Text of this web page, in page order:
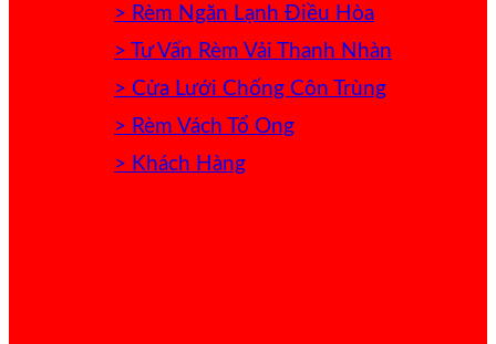
> Rèm Ngăn Lạnh Điều Hòa
> Tư Vấn Rèm Vải Thanh Nhàn
> Cửa Lưới Chống Côn Trùng
> Rèm Vách Tổ Ong
> Khách Hàng